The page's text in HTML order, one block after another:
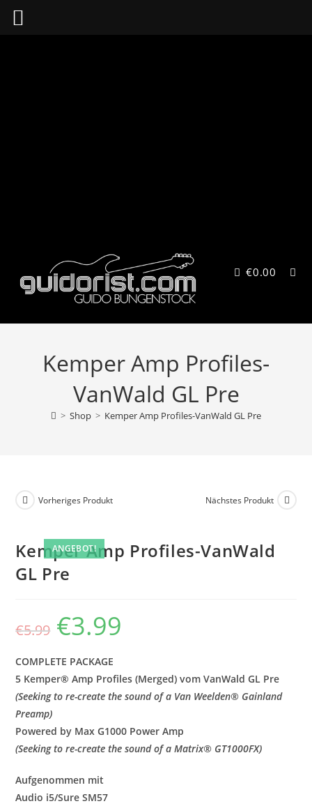
€0.00
Kemper Amp Profiles-
VanWald GL Pre
> Shop > Kemper Amp Profiles-VanWald GL Pre
ANGEBOT!
Vorheriges Produkt Nächstes Produkt
Kemper Amp Profiles-VanWald
GL Pre
€5.99
Ursprünglicher
Preis
war:
€3.99
COMPLETE PACKAGE
5 Kemper® Amp Profiles (Merged) vom VanWald GL Pre
(Seeking to re-create the sound of a Van Weelden® Gainland
Preamp)
Powered by Max G1000 Power Amp
(Seeking to re-create the sound of a Matrix® GT1000FX)
Aufgenommen mit
Audio i5/Sure SM57